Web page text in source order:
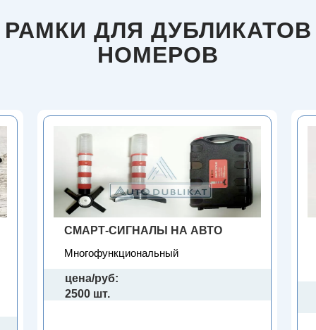
РАМКИ ДЛЯ ДУБЛИКАТОВ
НОМЕРОВ
СМАРТ-СИГНАЛЫ НА АВТО
Многофункциональный
цена/руб:
2500 шт.